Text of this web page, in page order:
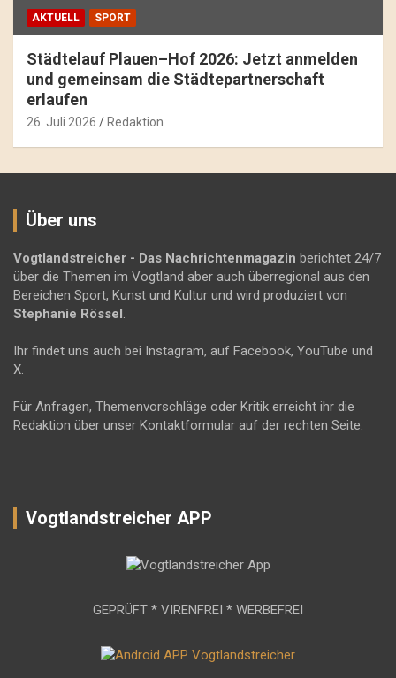
AKTUELL SPORT
Städtelauf Plauen–Hof 2026: Jetzt anmelden
und gemeinsam die Städtepartnerschaft
erlaufen
26. Juli 2026 Redaktion
Über uns
Vogtlandstreicher - Das Nachrichtenmagazin berichtet 24/7
über die Themen im Vogtland aber auch überregional aus den
Bereichen Sport, Kunst und Kultur und wird produziert von
Stephanie Rössel.
Ihr findet uns auch bei Instagram, auf Facebook, YouTube und
X.
Für Anfragen, Themenvorschläge oder Kritik erreicht ihr die
Redaktion über unser Kontaktformular auf der rechten Seite.
Vogtlandstreicher APP
GEPRÜFT * VIRENFREI * WERBEFREI